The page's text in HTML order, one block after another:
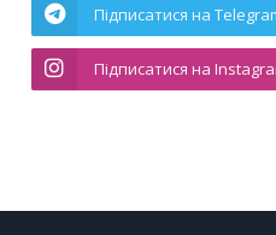
Підписатися на
Підписатися на